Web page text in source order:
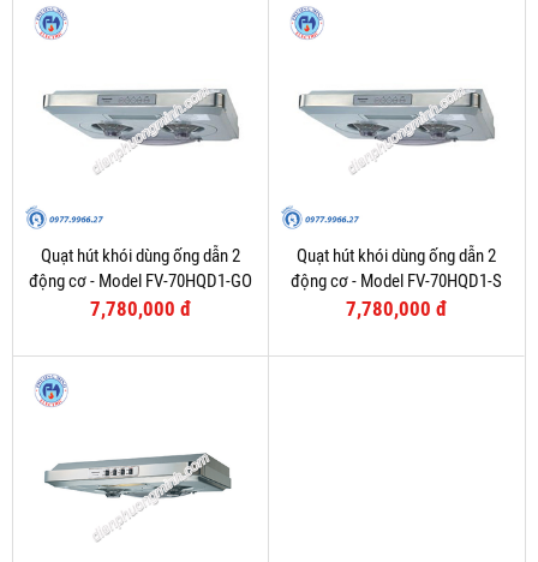
Quạt hút khói dùng ống dẫn 2
động cơ - Model FV-70HQD1-GO
7,780,000 đ
Quạt hút khói dùng ống dẫn 2
động cơ - Model FV-70HQD1-S
7,780,000 đ